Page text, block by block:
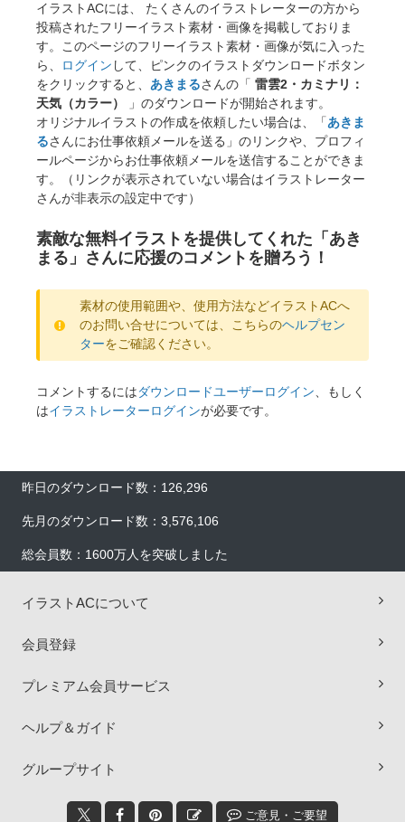
イラストACには、 たくさんのイラストレーターの方から
投稿されたフリーイラスト素材・画像を掲載しておりま
す。このページのフリーイラスト素材・画像が気に入った
ら、
ログイン して、ピンクのイラストダウンロードボタン
をクリックすると、 あきまるさんの「 雷雲2・カミナリ：
天気（カラー）
」のダウンロードが開始されます。
オリジナルイラストの作成を依頼したい場合は、「あきま
るさんにお仕事依頼メールを送る」のリンクや、プロフィ
ールページからお仕事依頼メールを送信することができま
す。（リンクが表示されていない場合はイラストレーター
さんが非表示の設定中です）
素敵な無料イラストを提供してくれた「あき
まる」さんに応援のコメントを贈ろう！
素材の使用範囲や、使用方法などイラストACへ
のお問い合せについては、こちらのヘルプセン
ターをご確認ください。
コメントするにはダウンロードユーザーログイン、もしく
はイラストレーターログインが必要です。
昨日のダウンロード数：126,296
先月のダウンロード数：3,576,106
総会員数：1600万人を突破しました
イラストACについて
会員登録
プレミアム会員サービス
ヘルプ＆ガイド
グループサイト
ご意見・ご要望